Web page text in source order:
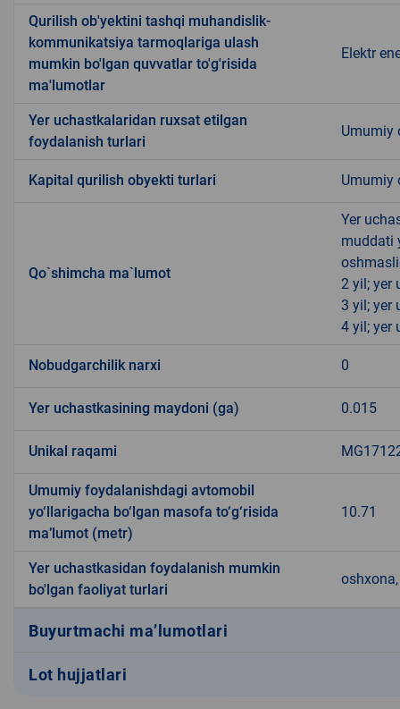
Qurilish ob'yektini tashqi muhandislik-
kommunikatsiya tarmoqlariga ulash
mumkin bo'lgan quvvatlar to'g'risida
ma'lumotlar
Elektr
Yer uchastkalaridan ruxsat etilgan
foydalanish turlari
Umumiy
Kapital qurilish obyekti turlari Umumiy
Qo`shimcha ma`lumot
Yer
muddati
2 yil; yer
3 yil; yer
4 yil; yer
Nobudgarchilik narxi 0
Yer uchastkasining maydoni (ga) 0.015
Unikal raqami
Umumiy foydalanishdagi avtomobil
yo‘llarigacha bo‘lgan masofa to‘g‘risida
ma’lumot (metr)
10.71
Yer uchastkasidan foydalanish mumkin
bo'lgan faoliyat turlari
Buyurtmachi ma’lumotlari
Lot hujjatlari